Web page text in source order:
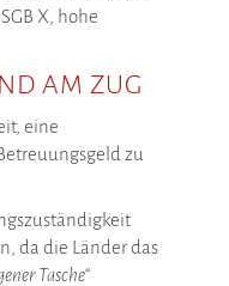
X, hohe
AM ZUG
eine
zu
da die Länder das
Tasche“